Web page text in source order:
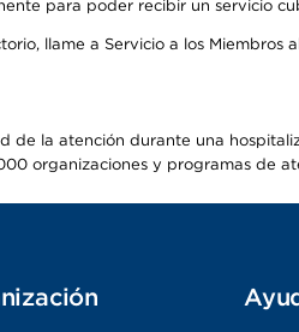
para poder recibir un servicio
llame a Servicio a los Miembros
la atención durante una
organizaciones y programas de